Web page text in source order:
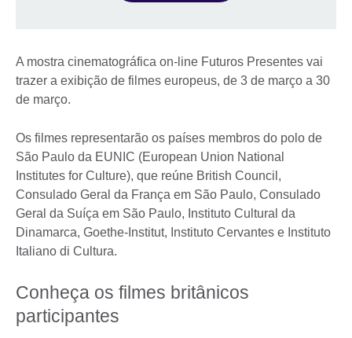
A mostra cinematográfica on-line Futuros Presentes vai
trazer a exibição de filmes europeus, de 3 de março a 30
de março.
Os filmes representarão os países membros do polo de
São Paulo da EUNIC (European Union National
Institutes for Culture), que reúne British Council,
Consulado Geral da França em São Paulo, Consulado
Geral da Suíça em São Paulo, Instituto Cultural da
Dinamarca, Goethe-Institut, Instituto Cervantes e Instituto
Italiano di Cultura.
Conheça os filmes britânicos
participantes